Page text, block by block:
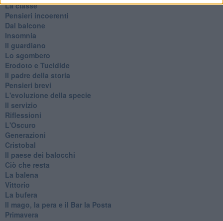
La classe
Pensieri incoerenti
Dal balcone
Insomnia
Il guardiano
Lo sgombero
Erodoto e Tucidide
Il padre della storia
Pensieri brevi
L'evoluzione della specie
Il servizio
Riflessioni
L'Oscuro
Generazioni
Cristobal
Il paese dei balocchi
Ciò che resta
La balena
Vittorio
La bufera
Il mago, la pera e il Bar la Posta
Primavera